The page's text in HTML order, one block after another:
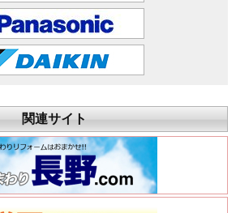
関連サイト